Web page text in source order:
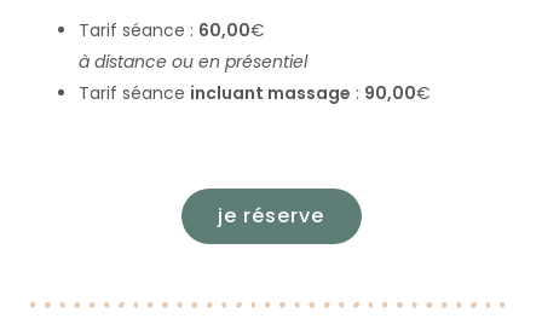
Tarif séance : 60,00€
à distance ou en présentiel
Tarif séance incluant massage : 90,00€
je réserve